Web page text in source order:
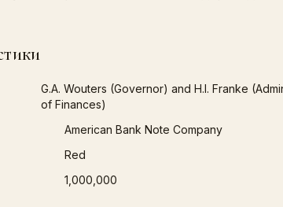
G.A. Wouters (Governor) and H.I. Franke
of Finances)
American Bank Note Company
Red
1,000,000